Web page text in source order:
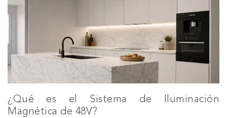
¿Qué es el Sistema de Iluminación
Magnética de 48V?